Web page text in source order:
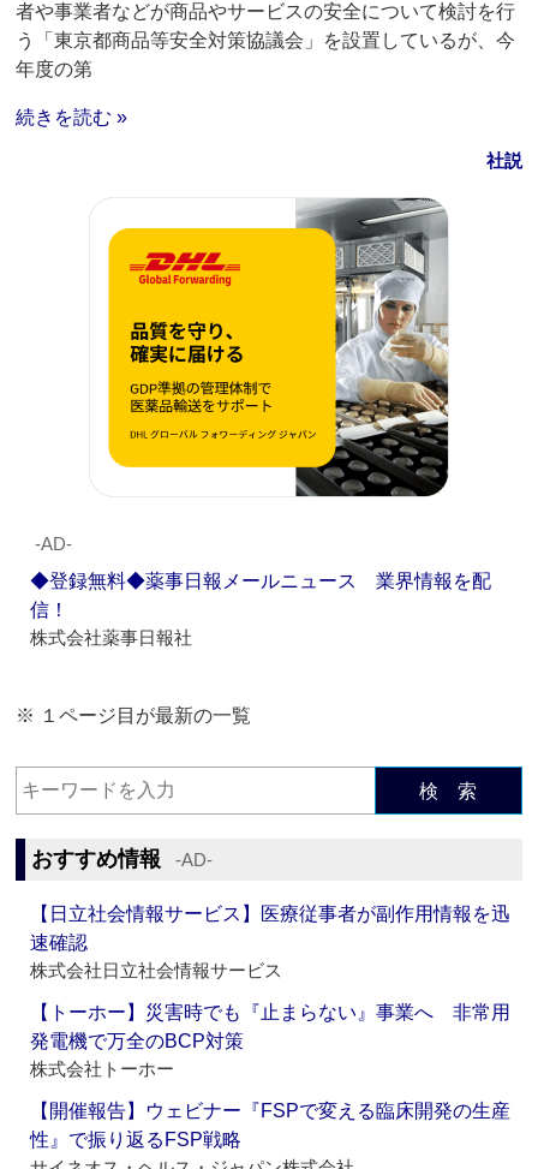
者や事業者などが商品やサービスの安全について検討を行
う「東京都商品等安全対策協議会」を設置しているが、今
年度の第
続きを読む »
社説
‐AD‐
◆登録無料◆薬事日報メールニュース 業界情報を配
信！
株式会社薬事日報社
※ １ページ目が最新の一覧
検 索
おすすめ情報 ‐AD‐
【日立社会情報サービス】医療従事者が副作用情報を迅
速確認
株式会社日立社会情報サービス
【トーホー】災害時でも『止まらない』事業へ 非常用
発電機で万全のBCP対策
株式会社トーホー
【開催報告】ウェビナー『FSPで変える臨床開発の生産
性』で振り返るFSP戦略